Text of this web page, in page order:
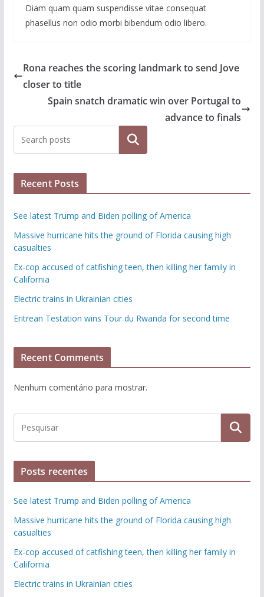
Diam quam quam suspendisse vitae consequat
phasellus non odio morbi bibendum odio libero.
Rona reaches the scoring landmark to send Jove
closer to title
Spain snatch dramatic win over Portugal to
advance to finals
Pesquisar
Recent Posts
See latest Trump and Biden polling of America
Massive hurricane hits the ground of Florida causing high
casualties
Ex-cop accused of catfishing teen, then killing her family in
California
Electric trains in Ukrainian cities
Eritrean Testation wins Tour du Rwanda for second time
Recent Comments
Nenhum comentário para mostrar.
Posts recentes
See latest Trump and Biden polling of America
Massive hurricane hits the ground of Florida causing high
casualties
Ex-cop accused of catfishing teen, then killing her family in
California
Electric trains in Ukrainian cities